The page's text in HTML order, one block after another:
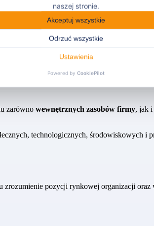
wystarczą do odniesienia sukcesu. Bez
codziennych działaniach, optymalizacji
przewidywania zagrożeń i
przeciwnie –powinny się uzupełniać
.
ale nikt nie myśli o tym, dokąd zmierza
zarówno wewnętrznych zasobów firmy, jak i
technologicznych, środowiskowych i
pozycji rynkowej organizacji